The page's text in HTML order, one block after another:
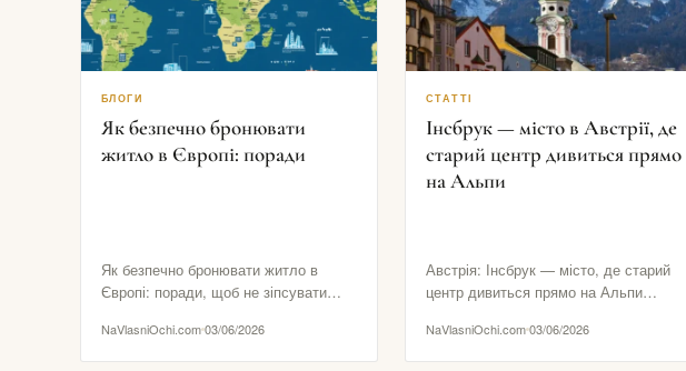
БЛОГИ
Як безпечно бронювати
житло в Європі: поради
Як безпечно бронювати житло в
Європі: поради, щоб не зіпсувати
подорож дуже комфортною або…
NaVlasniOchi.com03/06/2026
СТАТТІ
Інсбрук — місто в Австрії, де
старий центр дивиться прямо
на Альпи
Австрія: Інсбрук — місто, де старий
центр дивиться прямо на Альпи
NaVlasniOchi.com03/06/2026